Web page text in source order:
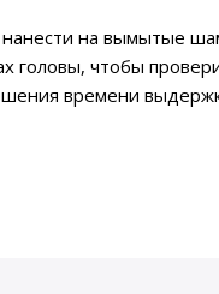
на вымытые
головы, чтобы
времени